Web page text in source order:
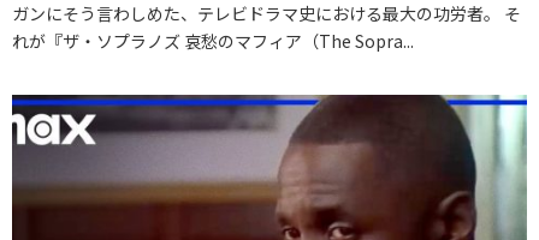
ガンにそう言わしめた、テレビドラマ史における最大の功労者。 そ
れが『ザ・ソプラノズ 哀愁のマフィア（The Sopra...